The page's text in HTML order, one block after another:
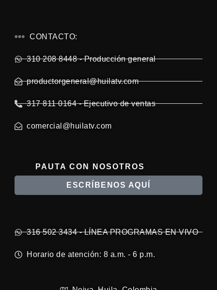
CONTACTO:
310 208 8448 - Producción general
productorgeneral@huilatv.com
317 811 0164 - Ejecutivo de ventas
comercial@huilatv.com
PAUTA CON NOSOTROS
ESCRÍBENOS AQUÍ
316 502 3434 - LÍNEA PROGRAMAS EN VIVO
Horario de atención: 8 a.m. - 6 p.m.